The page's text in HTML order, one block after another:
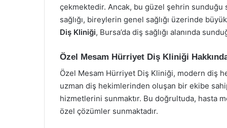
çekmektedir. Ancak, bu güzel şehrin
sağlığı, bireylerin genel sağlığı üzerinde
Diş Kliniği, Bursa’da diş sağlığı alanında
Özel Mesam Hürriyet Diş Kliniği
Özel Mesam Hürriyet Diş Kliniği, modern diş
uzman diş hekimlerinden oluşan bir ekibe
hizmetlerini sunmaktır. Bu doğrultuda, hasta
özel çözümler sunmaktadır.